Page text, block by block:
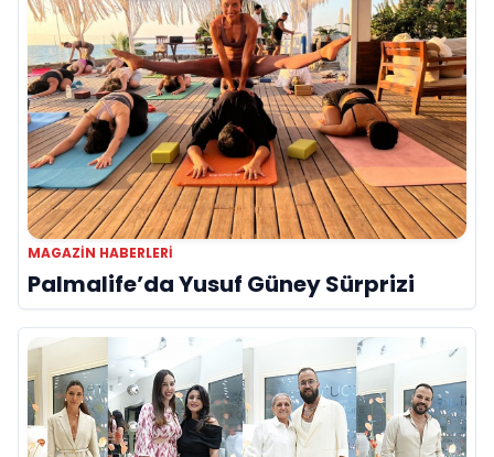
MAGAZIN HABERLERI
Palmalife’da Yusuf Güney Sürprizi